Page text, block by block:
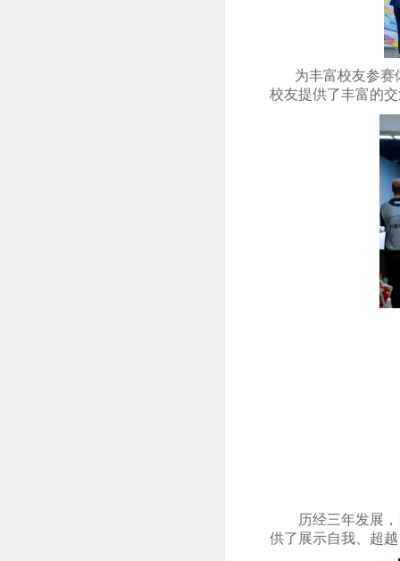
为丰富校友参赛
校友提供了丰富的
历经三年发展
供了展示自我、超